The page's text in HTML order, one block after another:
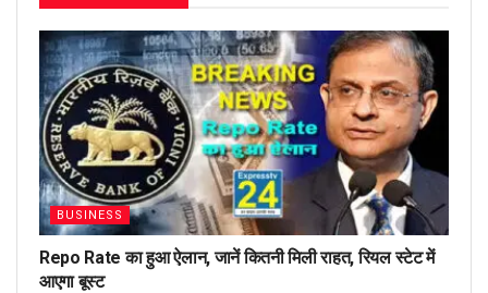
BUSINESS
Repo Rate का हुआ ऐलान, जानें कितनी मिली राहत, रियल स्टेट में
आएगा बूस्ट